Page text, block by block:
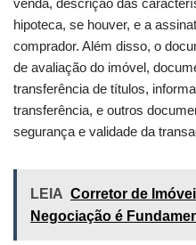
venda, descrição das
hipoteca, se houver, e a
comprador. Além disso, o
de avaliação do imóvel,
transferência de títulos,
transferência, e outros
segurança e validade da
LEIA Corretor de
Negociação é